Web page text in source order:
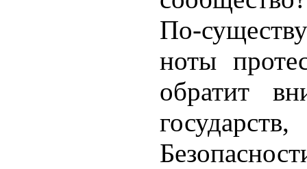
По-
ноты
обратит